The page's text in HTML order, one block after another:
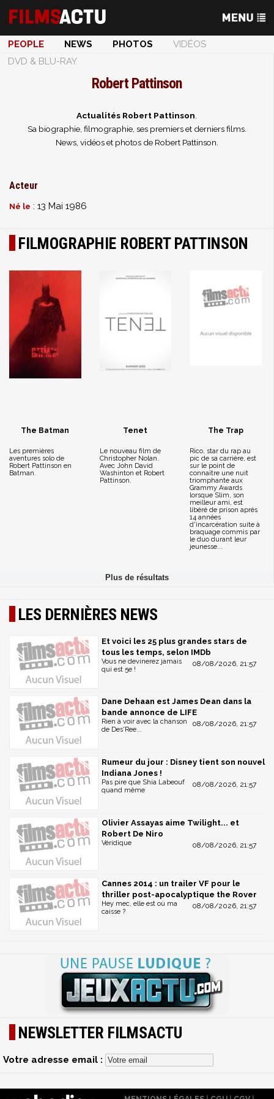
PEOPLE NEWS PHOTOS
VIDÉOS
DVD & BLU-RAY
Robert Pattinson
Actualités Robert Pattinson
Sa biographie, filmographie, ses premiers et derniers films.
News, vidéos et photos de Robert Pattinson.
Acteur
Né le : 13 Mai 1986
FILMOGRAPHIE ROBERT PATTINSON
The Batman
Les premières
aventures solo de
Robert Pattinson en
Batman.
Tenet
Le nouveau film de
Christopher Nolan.
Avec John David
Washinton et Robert
Pattinson.
The Trap
Rico, star du rap au
pic de sa carrière, est
sur le point de
connaître une nuit
triomphante aux
Grammy Awards
lorsque Slim, son
meilleur ami, est
libéré de prison après
14 années
d'incarcération suite à
braquage commis par
le duo durant leur
jeunesse...
LES DERNIÈRES NEWS
Et voici les 25 plus grandes stars de
tous les temps, selon IMDb
08/08/2026, 21:57
Vous ne devinerez jamais
qui est 5e !
Dane Dehaan est James Dean dans la
bande annonce de LIFE
08/08/2026, 21:57
Rien à voir avec la chanson
de Des'Ree...
Rumeur du jour : Disney tient son nouvel
Indiana Jones !
08/08/2026, 21:57
Pas pire que Shia Labeouf
quand même
Olivier Assayas aime Twilight... et
Robert De Niro
08/08/2026, 21:57
Véridique
Cannes 2014 : un trailer VF pour le
thriller post-apocalyptique the Rover
08/08/2026, 21:57
Hey mec, elle est où ma
caisse ?
NEWSLETTER FILMSACTU
Votre adresse email :